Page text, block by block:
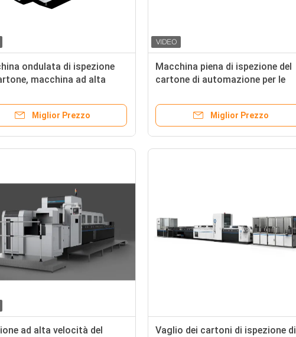
ondulata di ispezione
macchina ad alta
Miglior Prezzo
Macchina piena di ispezione del
cartone di automazione per le
di qualità
Miglior Prezzo
ad alta velocità del
Vaglio dei cartoni di ispezione di